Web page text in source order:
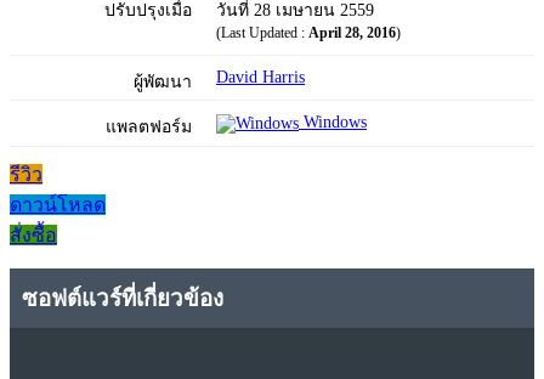
ปรับปรุงเมื่อ วันที่ 28 เมษายน 2559
(Last Updated : April 28, 2016)
ผู้พัฒนา David Harris
แพลตฟอร์ม Windows
รีวิว
ดาวน์โหลด
สั่งซื้อ
ซอฟต์แวร์ที่เกี่ยวข้อง